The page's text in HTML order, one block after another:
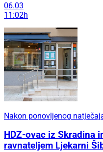
06.03
11:02h
Nakon ponovljenog
HDZ-ovac iz Skradina
ravnateljem Ljekarni